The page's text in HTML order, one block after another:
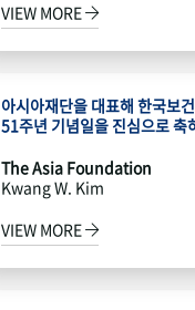
VIEW MORE
아시아재단을 대표해 한국보
51주년 기념일을 진심으로 축
The Asia Foundation
Kwang W. Kim
VIEW MORE